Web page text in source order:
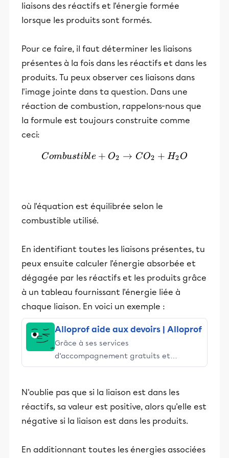
liaisons des réactifs et l'énergie formée
lorsque les produits sont formés.
Pour ce faire, il faut déterminer les liaisons
présentes à la fois dans les réactifs et dans les
produits. Tu peux observer ces liaisons dans
l'image jointe dans ta question. Dans une
réaction de combustion, rappelons-nous que
la formule est toujours construite comme
ceci:
Combustible + O_2
Combustible + O2 → CO2 + H2O
où l'équation est équilibrée selon le
combustible utilisé.
En identifiant toutes les liaisons présentes, tu
peux ensuite calculer l'énergie absorbée et
dégagée par les réactifs et les produits grâce
à un tableau fournissant l'énergie liée à
chaque liaison. En voici un exemple :
Alloprof aide aux devoirs | Alloprof
Grâce à ses services
d’accompagnement gratuits et
stimulants, Alloprof engage les élèves
éducative.
N'oublie pas que si la liaison est dans les
réactifs, sa valeur est positive, alors qu'elle est
négative si la liaison est dans les produits.
En additionnant toutes les énergies associées